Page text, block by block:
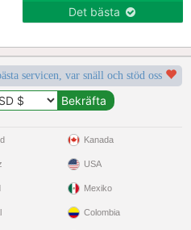
Det bästa
servicen, var snäll och stöd oss
Kanada
USA
Mexiko
Colombia